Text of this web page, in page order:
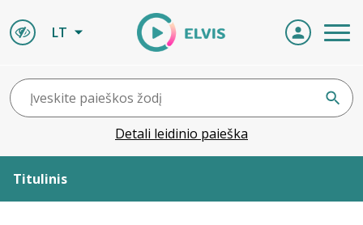
LT
Detali leidinio paieška
Titulinis